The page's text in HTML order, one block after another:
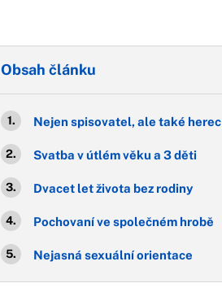
Obsah článku
Nejen spisovatel, ale také herec
Svatba v útlém věku a 3 děti
Dvacet let života bez rodiny
Pochovaní ve společném hrobě
Nejasná sexuální orientace